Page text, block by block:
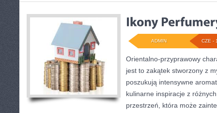
CZE -
ADMIN
Orientalno-przyprawowy
jest to zakątek stworzony z
poszukują intensywne
kulinarne inspiracje z
przestrzeń, która może